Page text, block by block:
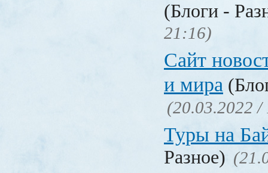
(Блоги -
21:16)
Сайт
и мира
(20.03.2022 /
Туры на
Разное)